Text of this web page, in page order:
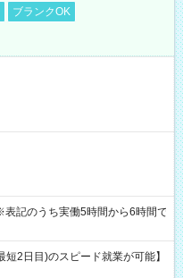
ブランクOK
2日目)のスピード就業が可能】